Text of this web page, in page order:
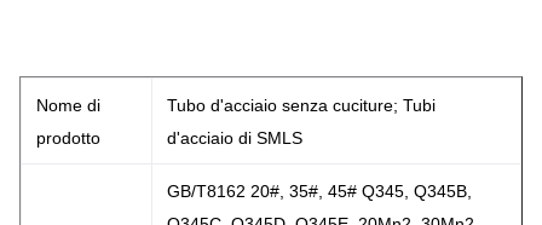
Nome di
prodotto
Tubo d'acciaio senza cuciture; Tubi
d'acciaio di SMLS
GB/T8162 20#, 35#, 45# Q345, Q345B,